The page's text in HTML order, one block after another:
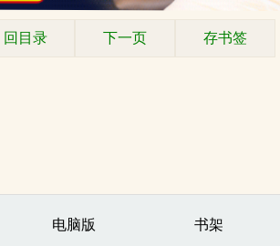
回目录 下一页 存书签
电脑版 书架